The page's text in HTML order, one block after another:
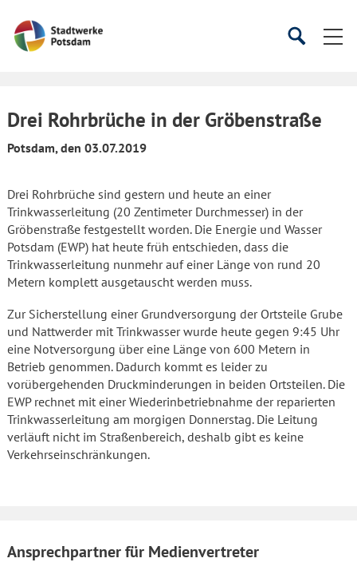
Startseite
SucheSuche
Drei Rohrbrüche in der Gröbenstraße
Potsdam, den 03.07.2019
Drei Rohrbrüche sind gestern und heute an einer
Trinkwasserleitung (20 Zentimeter Durchmesser) in der
Gröbenstraße festgestellt worden. Die Energie und Wasser
Potsdam (EWP) hat heute früh entschieden, dass die
Trinkwasserleitung nunmehr auf einer Länge von rund 20
Metern komplett ausgetauscht werden muss.
Zur Sicherstellung einer Grundversorgung der Ortsteile Grube
und Nattwerder mit Trinkwasser wurde heute gegen 9:45 Uhr
eine Notversorgung über eine Länge von 600 Metern in
Betrieb genommen. Dadurch kommt es leider zu
vorübergehenden Druckminderungen in beiden Ortsteilen. Die
EWP rechnet mit einer Wiederinbetriebnahme der reparierten
Trinkwasserleitung am morgigen Donnerstag. Die Leitung
verläuft nicht im Straßenbereich, deshalb gibt es keine
Verkehrseinschränkungen.
Ansprechpartner für Medienvertreter